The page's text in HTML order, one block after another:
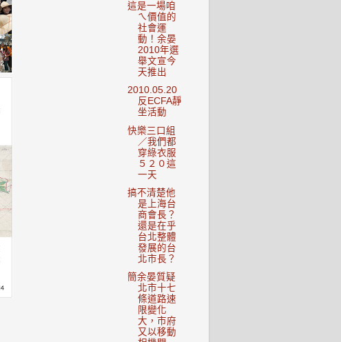
這是一場咱
ㄟ價值的
社會運
動！余晏
2010年選
舉文宣今
天推出
2010.05.20
反ECFA靜
坐活動
快樂三口組
／我們都
穿綠衣服
５２０這
一天
搞不清楚他
是上海台
商會長？
還是在乎
台北整體
發展的台
北市長？
簡余晏質疑
北市十七
條道路速
限變化
大，市府
又以移動